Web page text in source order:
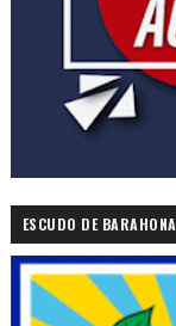
ESCUDO DE BARAHONA